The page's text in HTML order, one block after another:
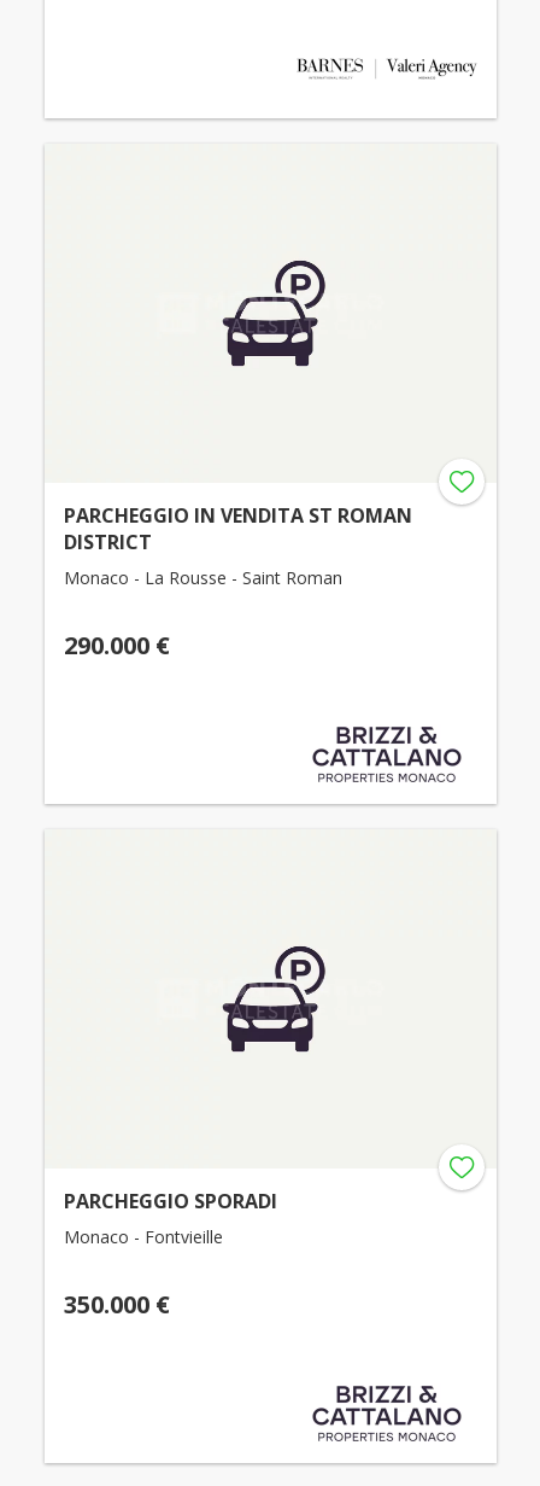
PARCHEGGIO IN VENDITA ST ROMAN
DISTRICT
Monaco - La Rousse - Saint Roman
290.000 €
PARCHEGGIO SPORADI
Monaco - Fontvieille
350.000 €